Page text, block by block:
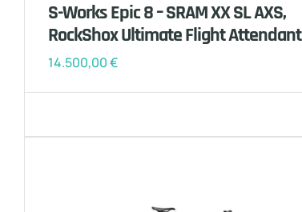
S-Works Epic 8 – SRAM XX SL AXS,
RockShox Ultimate Flight Attendant
14.500,00€